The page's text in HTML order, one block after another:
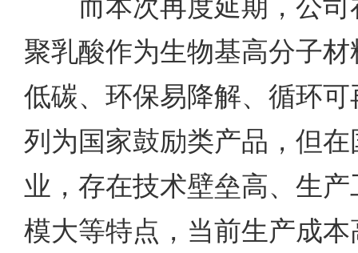
聚乳酸作为生物基高分子
低碳、环保易降解、循环可
列为国家鼓励类产品，但
业，存在技术壁垒高、生
模大等特点，当前生产成